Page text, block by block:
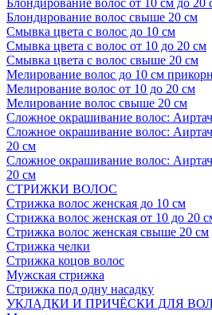
Блондирование волос от 10 см до 20
Блондирование волос свыше 20 см
Смывка цвета с волос до 10 см
Смывка цвета с волос от 10 до 20 см
Смывка цвета с волос свыше 20 см
Мелирование волос до 10 см
Мелирование волос от 10 до 20 см
Мелирование волос свыше 20 см
Сложное окрашивание волос:
Сложное окрашивание волос:
20 см
Сложное окрашивание волос:
20 см
СТРИЖКИ ВОЛОС
Стрижка волос женская до 10 см
Стрижка волос женская от 10 до 20
Стрижка волос женская свыше 20 см
Стрижка челки
Стрижка коцов волос
Мужская стрижка
Стрижка под одну насадку
УКЛАДКИ И ПРИЧЁСКИ ДЛЯ